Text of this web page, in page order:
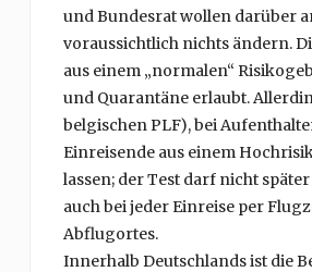
und Bundesrat wollen darüber
voraussichtlich nichts ändern.
aus einem „normalen“
und Quarantäne erlaubt.
belgischen PLF), bei
Einreisende aus einem
lassen; der Test darf nicht
auch bei jeder Einreise per
Abflugortes.
Innerhalb Deutschlands ist die